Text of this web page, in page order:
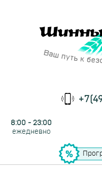
8:00 - 23:00
ежедневно